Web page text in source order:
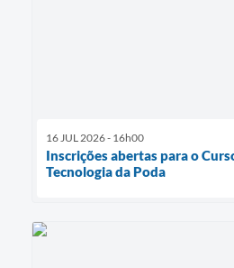
16 JUL 2026 - 16h00
Inscrições abertas para o
Tecnologia da Poda